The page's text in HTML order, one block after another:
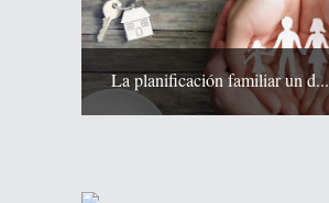
La planificación familiar un d...